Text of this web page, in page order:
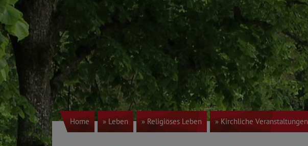
Home » Leben » Religiöses Leben » Kirchliche Veranstaltungen